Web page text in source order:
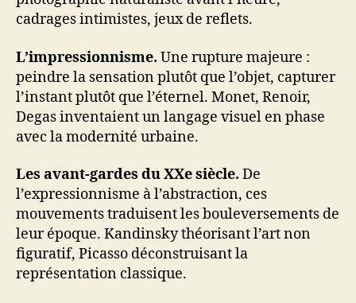
cadrages intimistes, jeux de reflets.
L’impressionnisme. Une rupture majeure :
peindre la sensation plutôt que l’objet, capturer
l’instant plutôt que l’éternel. Monet, Renoir,
Degas inventaient un langage visuel en phase
avec la modernité urbaine.
Les avant-gardes du XXe siècle. De
l’expressionnisme à l’abstraction, ces
mouvements traduisent les bouleversements de
leur époque. Kandinsky théorisant l’art non
figuratif, Picasso déconstruisant la
représentation classique.